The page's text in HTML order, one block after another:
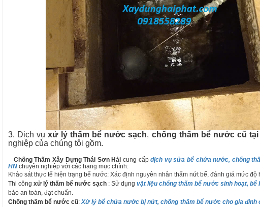
3. Dịch vụxử lý thấm bể nước sạch, chống thấm bể nước cũ tại
nghiệp của chúng tôi gồm.
Chống Thấm Xây Dựng Thái Sơn Hải cung cấpdịch vụ sửa bể chứa nước, chống
HN chuyên nghiệp với các hạng mục chính:
Khảo sát thực tế hiện trạng bể nước: Xác định nguyên nhân thấm nứt bể, đánh giá mức độ
Thi công xử lý thấm bể nước sạch : Sử dụng vật liệu chống thấm bể nước sinh hoạt, bể
bảo an toàn, đạt chuẩn.
Chống thấm bể nước cũ:Xử lý bể chứa nước bị nứt, chống thấm bể nước cho gia đình